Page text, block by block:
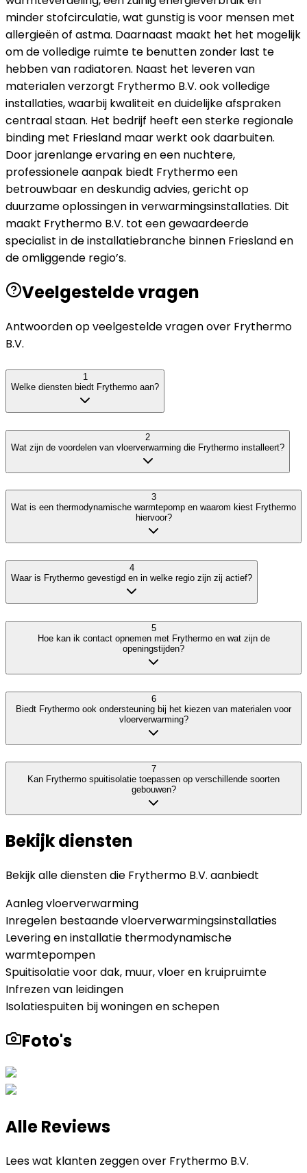
minder stofcirculatie, wat gunstig is voor mensen met
allergieën of astma. Daarnaast maakt het het mogelijk
om de volledige ruimte te benutten zonder last te
hebben van radiatoren. Naast het leveren van
materialen verzorgt Frythermo B.V. ook volledige
installaties, waarbij kwaliteit en duidelijke afspraken
centraal staan. Het bedrijf heeft een sterke regionale
binding met Friesland maar werkt ook daarbuiten.
Door jarenlange ervaring en een nuchtere,
professionele aanpak biedt Frythermo een
betrouwbaar en deskundig advies, gericht op
duurzame oplossingen in verwarmingsinstallaties. Dit
maakt Frythermo B.V. tot een gewaardeerde
specialist in de installatiebranche binnen Friesland en
de omliggende regio’s.
Veelgestelde vragen
Antwoorden op veelgestelde vragen over Frythermo
B.V.
1
Welke diensten biedt Frythermo aan?
2
Wat zijn de voordelen van vloerverwarming die Frythermo installeert?
3
Wat is een thermodynamische warmtepomp en waarom kiest Frythermo
hiervoor?
4
Waar is Frythermo gevestigd en in welke regio zijn zij actief?
5
Hoe kan ik contact opnemen met Frythermo en wat zijn de
openingstijden?
6
Biedt Frythermo ook ondersteuning bij het kiezen van materialen voor
vloerverwarming?
7
Kan Frythermo spuitisolatie toepassen op verschillende soorten
gebouwen?
Bekijk diensten
Bekijk alle diensten die Frythermo B.V. aanbiedt
Aanleg vloerverwarming
Inregelen bestaande vloerverwarmingsinstallaties
Levering en installatie thermodynamische
warmtepompen
Spuitisolatie voor dak, muur, vloer en kruipruimte
Infrezen van leidingen
Isolatiespuiten bij woningen en schepen
Foto's
Alle Reviews
Lees wat klanten zeggen over Frythermo B.V.